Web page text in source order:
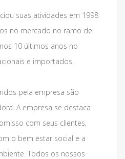
suas atividades em 1998
no mercado no ramo de
10 últimos anos no
e importados.
pela empresa são
A empresa se destaca
com seus clientes,
o bem estar social e a
Todos os nossos